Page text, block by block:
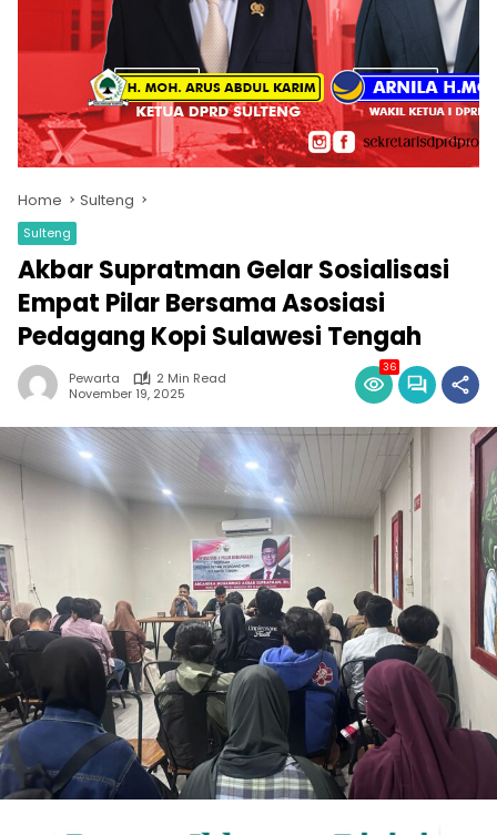
Home Sulteng
Sulteng
Akbar Supratman Gelar Sosialisasi
Empat Pilar Bersama Asosiasi
Pedagang Kopi Sulawesi Tengah
Pewarta
2 Min Read
November 19, 2025
36